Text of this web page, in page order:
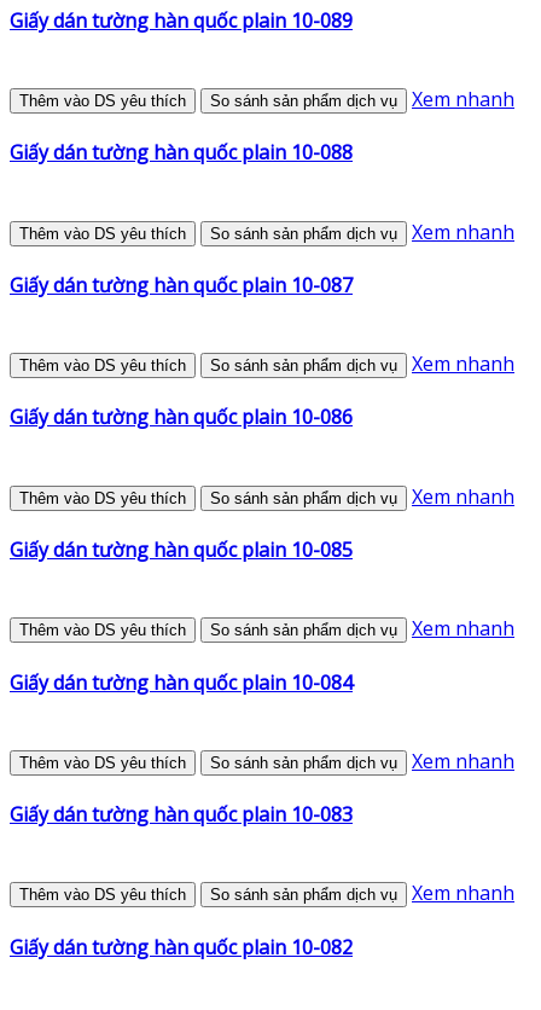
Giấy dán tường hàn quốc plain 10-089
Thêm vào DS yêu thích So sánh sản phẩm dịch vụ Xem nhanh
Giấy dán tường hàn quốc plain 10-088
Thêm vào DS yêu thích So sánh sản phẩm dịch vụ Xem nhanh
Giấy dán tường hàn quốc plain 10-087
Thêm vào DS yêu thích So sánh sản phẩm dịch vụ Xem nhanh
Giấy dán tường hàn quốc plain 10-086
Thêm vào DS yêu thích So sánh sản phẩm dịch vụ Xem nhanh
Giấy dán tường hàn quốc plain 10-085
Thêm vào DS yêu thích So sánh sản phẩm dịch vụ Xem nhanh
Giấy dán tường hàn quốc plain 10-084
Thêm vào DS yêu thích So sánh sản phẩm dịch vụ Xem nhanh
Giấy dán tường hàn quốc plain 10-083
Thêm vào DS yêu thích So sánh sản phẩm dịch vụ Xem nhanh
Giấy dán tường hàn quốc plain 10-082